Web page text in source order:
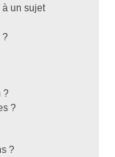
à un sujet
?
?
?
?